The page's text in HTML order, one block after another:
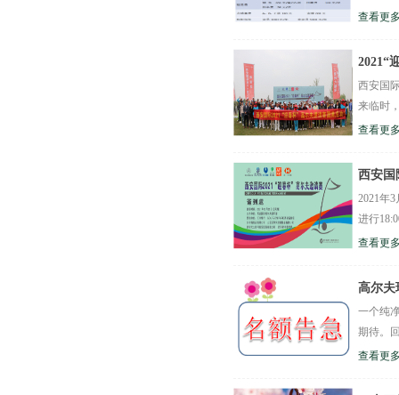
查看更
2021“
西安国
来临时
查看更
西安国
2021年
进行
查看更
高尔夫
一个纯
期待。
查看更